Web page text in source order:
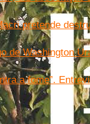
pretende
de Washington
a fome”.